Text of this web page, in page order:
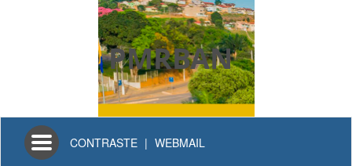
PMRBAN
Toggle
navigation
CONTRASTE | WEBMAIL